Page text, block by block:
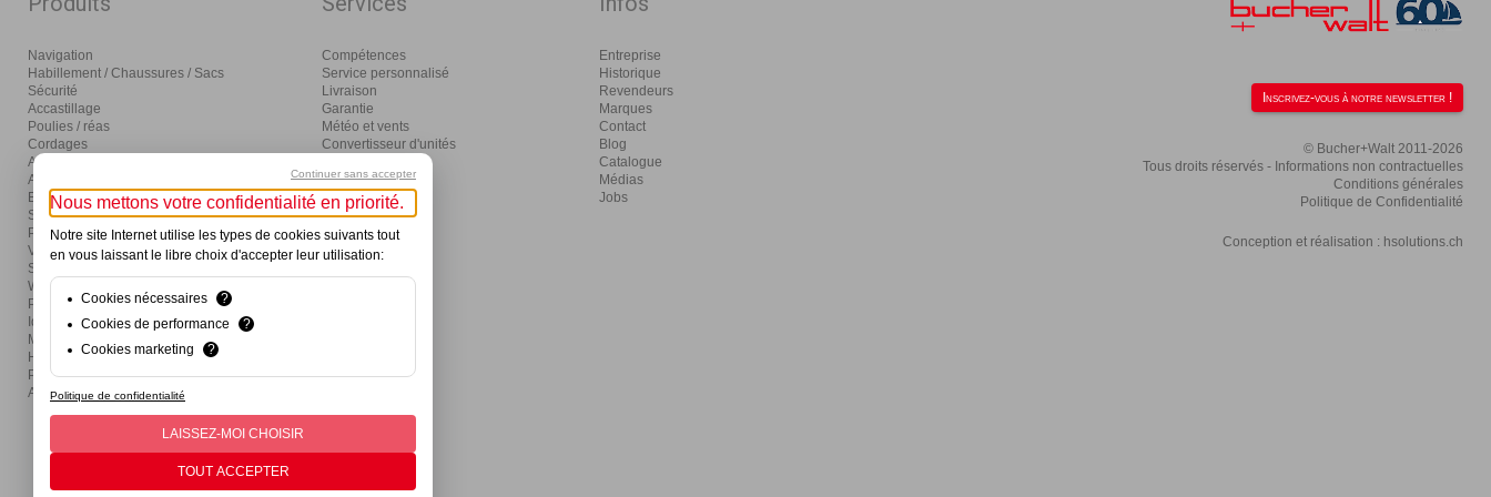
Navigation
Habillement / Chaussures / Sacs
Sécurité
Accastillage
Poulies / réas
Cordages
Amarrage / mouillage / moteurs
Aménagement
Eclairage / électricité
Sanitaires / pompes
Produits d'entretien
Visser / coller / outils
Ski nautique / wake / fun / SUP
Wind / Surf / Foil
Pêche
Idées cadeaux et activités
Mon premier bateau
Hivernage
Produits de divertissement
Actions
Compétences
Service personnalisé
Livraison
Garantie
Météo et vents
Convertisseur d'unités
Distribution
Entreprise
Historique
Revendeurs
Marques
Contact
Blog
Catalogue
Médias
Jobs
Inscrivez-vous à notre newsletter !
© Bucher+Walt 2011-2026
Tous droits réservés - Informations non contractuelles
Conditions générales
Politique de Confidentialité
Conception et réalisation : hsolutions.ch
Continuer sans accepter
Nous mettons votre confidentialité en priorité.
Notre site Internet utilise les types de cookies suivants tout
en vous laissant le libre choix d'accepter leur utilisation:
Cookies nécessaires
?
Cookies de performance
?
Cookies marketing
?
Politique de confidentialité
LAISSEZ-MOI CHOISIR
TOUT ACCEPTER